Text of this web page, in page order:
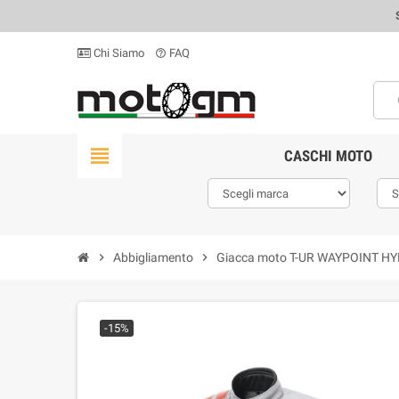
Chi Siamo help_outline FAQ
view_headline CASCHI MOTO
chevron_right Abbigliamento chevron_right Giacca moto T-UR WAYPOINT
-15%